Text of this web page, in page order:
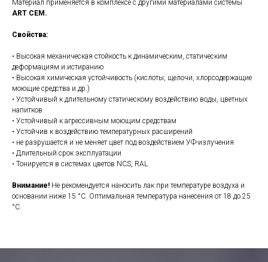
Материал применяется в комплексе с другими материалами системы
ART CEM.
Свойства:
• Высокая механическая стойкость к динамическим, статическим
деформациям и истиранию
• Высокая химическая устойчивость (кислоты, щелочи, хлорсодержащие
моющие средства и др.)
• Устойчивый к длительному статическому воздействию воды, цветных
напитков
• Устойчивый к агрессивным моющим средствам
• Устойчив к воздействию температурных расширений
• не разрушается и не меняет цвет под воздействием УФ-излучения
• Длительный срок эксплуатации
• Тонируется в системах цветов NCS, RAL
Внимание! Не рекомендуется наносить лак при температуре воздуха и
основании ниже 15 °С. Оптимальная температура нанесения от 18 до 25
°С.